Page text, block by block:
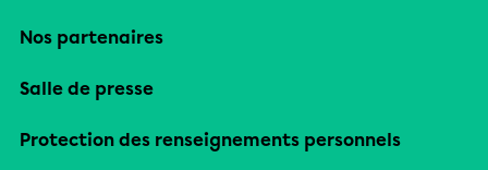
Nos partenaires
Salle de presse
Protection des renseignements personnels